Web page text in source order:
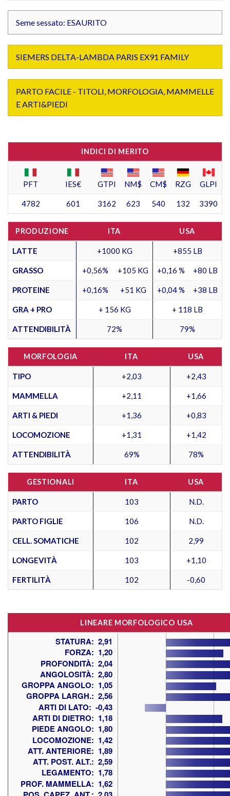
Seme sessato: ESAURITO
SIEMERS DELTA-LAMBDA PARIS EX91 FAMILY
PARTO FACILE - TITOLI, MORFOLOGIA, MAMMELLE
E ARTI&PIEDI
INDICI DI MERITO
PFT IES€ GTPI NM$ CM$ RZG GLPI
4782 601 3162 623 540 132 3390
PRODUZIONE ITA USA
LATTE +1000 KG +855 LB
GRASSO +0,56% +105 KG +0,16 % +80 LB
PROTEINE +0,16% +51 KG +0,04 % +38 LB
GRA + PRO + 156 KG + 118 LB
ATTENDIBILITÀ 72% 79%
MORFOLOGIA ITA USA
TIPO +2,03 +2,43
MAMMELLA +2,11 +1,66
ARTI & PIEDI +1,36 +0,83
LOCOMOZIONE +1,31 +1,42
ATTENDIBILITÀ 69% 78%
GESTIONALI ITA USA
PARTO 103 N.D.
PARTO FIGLIE 106 N.D.
CELL. SOMATICHE 102 2,99
LONGEVITÀ 103 +1,10
FERTILITÀ 102 -0,60
LINEARE MORFOLOGICO USA